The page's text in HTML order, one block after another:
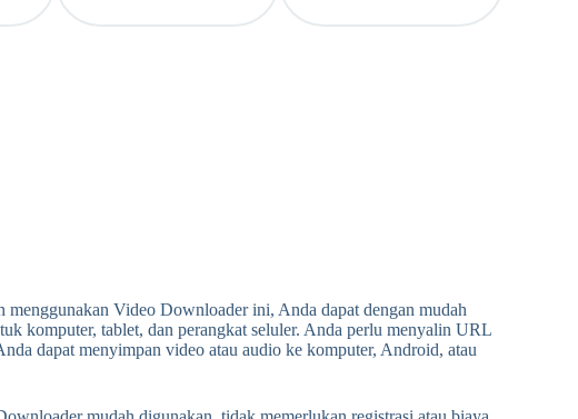
Video Downloader ini, Anda dapat dengan mudah
komputer, tablet, dan perangkat seluler. Anda perlu menyalin URL
dapat menyimpan video atau audio ke komputer, Android, atau